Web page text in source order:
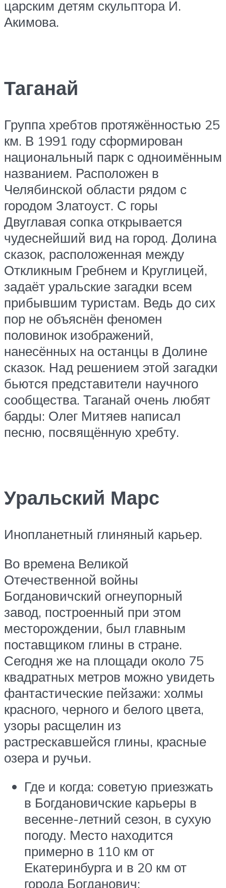
царским детям скульптора И.
Акимова.
Таганай
Группа хребтов протяжённостью 25
км. В 1991 году сформирован
национальный парк с одноимённым
названием. Расположен в
Челябинской области рядом с
городом Златоуст. С горы
Двуглавая сопка открывается
чудеснейший вид на город. Долина
сказок, расположенная между
Откликным Гребнем и Круглицей,
задаёт уральские загадки всем
прибывшим туристам. Ведь до сих
пор не объяснён феномен
половинок изображений,
нанесённых на останцы в Долине
сказок. Над решением этой загадки
бьются представители научного
сообщества. Таганай очень любят
барды: Олег Митяев написал
песню, посвящённую хребту.
Уральский Марс
Инопланетный глиняный карьер.
Во времена Великой
Отечественной войны
Богдановичский огнеупорный
завод, построенный при этом
месторождении, был главным
поставщиком глины в стране.
Сегодня же на площади около 75
квадратных метров можно увидеть
фантастические пейзажи: холмы
красного, черного и белого цвета,
узоры расщелин из
растрескавшейся глины, красные
озера и ручьи.
Где и когда: советую приезжать
в Богдановичские карьеры в
весенне-летний сезон, в сухую
погоду. Место находится
примерно в 110 км от
Екатеринбурга и в 20 км от
города Богданович;